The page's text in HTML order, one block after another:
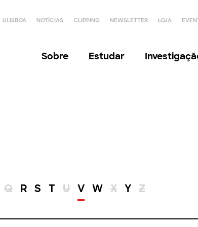
ULISBOA NOTÍCIAS CLIPPING NEWSLETTER LOJA
Sobre Estudar
Q R S T U V W X Y Z